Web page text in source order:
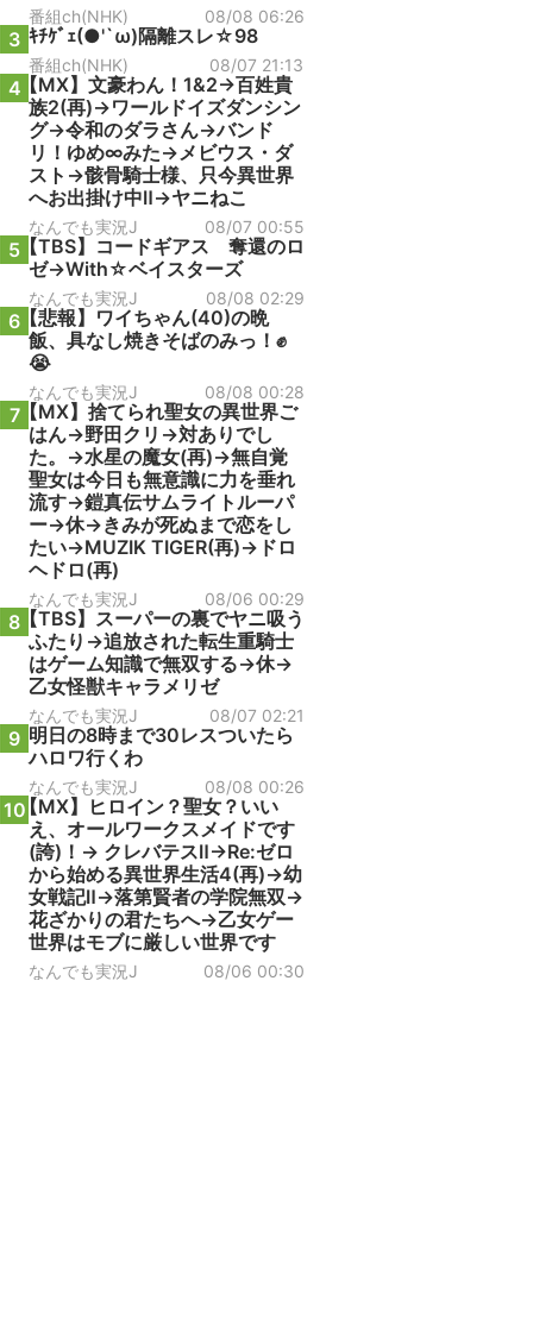
番組ch(NHK) 08/08 06:26
3 ｷﾁｹﾞｪ(●'`ω)隔離スレ☆98
番組ch(NHK) 08/07 21:13
4【MX】文豪わん！1&2→百姓貴
族2(再)→ワールドイズダンシン
グ→令和のダラさん→バンド
リ！ゆめ∞みた→メビウス・ダ
スト→骸骨騎士様、只今異世界
へお出掛け中Ⅱ→ヤニねこ
なんでも実況J 08/07 00:55
5【TBS】コードギアス 奪還のロ
ゼ→With☆ベイスターズ
なんでも実況J 08/08 02:29
6【悲報】ワイちゃん(40)の晩
飯、具なし焼きそばのみっ！✊
😭
なんでも実況J 08/08 00:28
7【MX】捨てられ聖女の異世界ご
はん→野田クリ→対ありでし
た。→水星の魔女(再)→無自覚
聖女は今日も無意識に力を垂れ
流す→鎧真伝サムライトルーパ
ー→休→きみが死ぬまで恋をし
たい→MUZIK TIGER(再)→ドロ
ヘドロ(再)
なんでも実況J 08/06 00:29
8【TBS】スーパーの裏でヤニ吸う
ふたり→追放された転生重騎士
はゲーム知識で無双する→休→
乙女怪獣キャラメリゼ
なんでも実況J 08/07 02:21
9 明日の8時まで30レスついたら
ハロワ行くわ
なんでも実況J 08/08 00:26
10【MX】ヒロイン？聖女？いい
え、オールワークスメイドです
(誇)！→ クレバテスⅡ→Re:ゼロ
から始める異世界生活4(再)→幼
女戦記Ⅱ→落第賢者の学院無双→
花ざかりの君たちへ→乙女ゲー
世界はモブに厳しい世界です
なんでも実況J 08/06 00:30